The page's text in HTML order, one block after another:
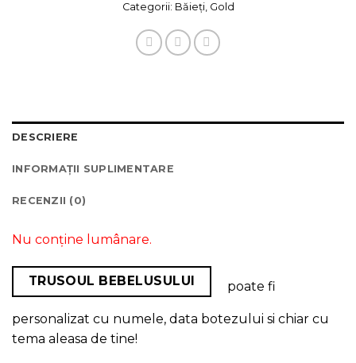
Categorii: Băieți, Gold
DESCRIERE
INFORMAȚII SUPLIMENTARE
RECENZII (0)
Nu conține lumânare.
TRUSOUL BEBELUSULUI poate fi
personalizat cu numele, data botezului si chiar cu
tema aleasa de tine!